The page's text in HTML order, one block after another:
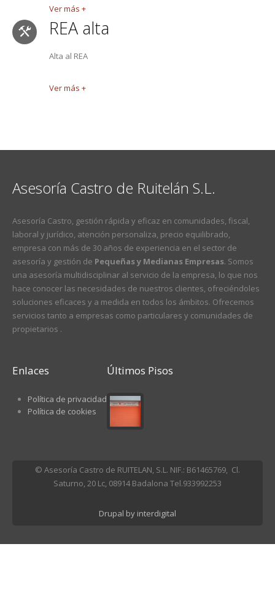
Ver más +
REA alta
Alta al REA
Ver más +
Asesoría Castro de Ruitelán S.L.
Asesoría Castro, gestión rápida y eficaz en comunidades, fiscal,
laboral y jurídico, atención personaliza, precio equilibrado,
empresa con más de 30 años de experiencia en el sector de
asesoría y gestión de Pequeñas y Medianas Empresas. Somos
una asesoría multidisciplinar al servicio de la empresa, lo que nos
hace conocer las necesidades de nuestros clientes, ofreciéndoles
soluciones eficaces y a medida en todos los ámbitos. Ofrecemos
servicios tanto a empresas como particulares y comunidades de
propietarios .
Enlaces
Política de privacidad
Política de cookies
Últimos Pisos
© Asesoría Castro de RUITELAN, S.L. NIF.: B61465769, Cl.
Saturno, 20 Lc, 08914 Badalona Tel.933992253
Drupal by interdigital